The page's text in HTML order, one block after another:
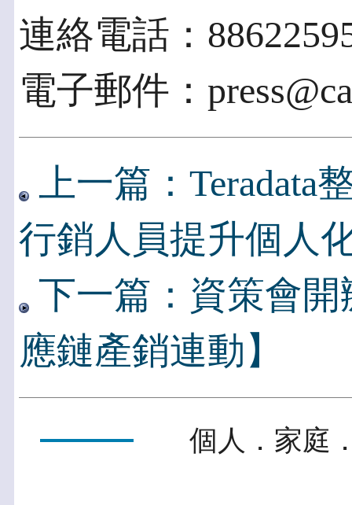
連絡電話：
電子郵件：
上一篇：Teradata
行銷人員提升個人
下一篇：資策會
應鏈產銷連動】
個人．家庭